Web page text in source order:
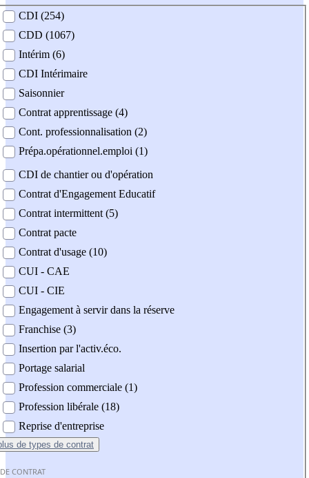
contrat
CDI (254)
CDD (1067)
Intérim (6)
CDI Intérimaire
Saisonnier
Contrat apprentissage (4)
Cont. professionnalisation (2)
Prépa.opérationnel.emploi (1)
CDI de chantier ou d'opération
Contrat d'Engagement Educatif
Contrat intermittent (5)
Contrat pacte
Contrat d'usage (10)
CUI - CAE
CUI - CIE
Engagement à servir dans la réserve
Franchise (3)
Insertion par l'activ.éco.
Portage salarial
Profession commerciale (1)
Profession libérale (18)
Reprise d'entreprise
de types de contrat
CONTRAT